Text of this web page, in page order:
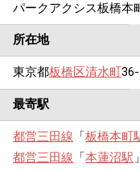
パークアクシス板橋本
所在地
東京都板橋区清水町
最寄駅
都営三田線 「板橋本町
都営三田線 「本蓮沼駅